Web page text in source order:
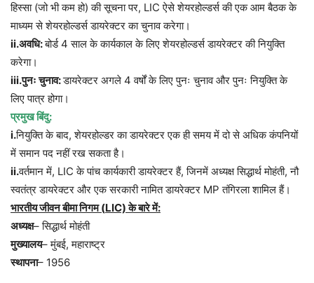
हिस्सा (जो भी कम हो) की सूचना पर, LIC ऐसे शेयरहोल्डर्स की एक आम बैठक के
माध्यम से शेयरहोल्डर्स डायरेक्टर का चुनाव करेगा।
ii.अवधि:बोर्ड 4 साल के कार्यकाल के लिए शेयरहोल्डर्स डायरेक्टर की नियुक्ति
करेगा।
iii.पुनः चुनाव:डायरेक्टर अगले 4 वर्षों के लिए पुनः चुनाव और पुनः नियुक्ति के
लिए पात्र होगा।
प्रमुख बिंदु:
i.नियुक्ति के बाद, शेयरहोल्डर का डायरेक्टर एक ही समय में दो से अधिक कंपनियों
में समान पद नहीं रख सकता है।
ii.वर्तमान में, LIC के पांच कार्यकारी डायरेक्टर हैं, जिनमें अध्यक्ष सिद्धार्थ मोहंती, नौ
स्वतंत्र डायरेक्टर और एक सरकारी नामित डायरेक्टर MP तंगिरला शामिल हैं।
भारतीय जीवन बीमा निगम (LIC)के बारे में:
अध्यक्ष– सिद्धार्थ मोहंती
मुख्यालय– मुंबई, महाराष्ट्र
स्थापना– 1956